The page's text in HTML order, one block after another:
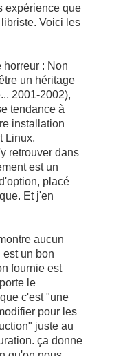
expérience que
Voici les
horreur : Non
un héritage
2001-2002),
tendance à
installation
Linux,
retrouver dans
est un
placé
Et j'en
aucun
est un bon
fournie est
le
c'est "une
pour les
juste au
ça donne